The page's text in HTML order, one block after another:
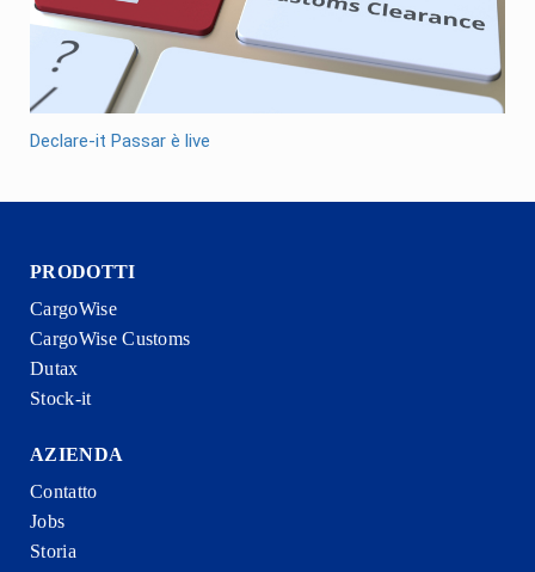
Declare-it Passar è live
PRODOTTI
CargoWise
CargoWise Customs
Dutax
Stock-it
AZIENDA
Contatto
Jobs
Storia